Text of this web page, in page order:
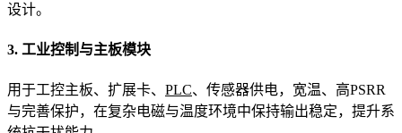
设计。
3. 工业控制与主板模块
用于工控主板、扩展卡、 PLC、传感器供电，宽温、高PSRR
与完善保护，在复杂电磁与温度环境中保持输出稳定，提升系